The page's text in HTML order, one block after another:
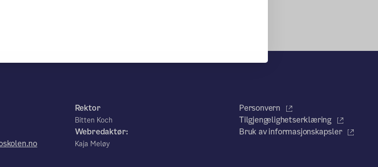
Rektor
Bitten Koch
Webredaktør:
Kaja Meløy
Personvern
Tilgjengelighetserklæring
Bruk av informasjonskapsler